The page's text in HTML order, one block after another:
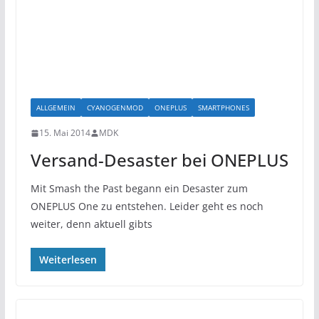
ALLGEMEIN CYANOGENMOD ONEPLUS SMARTPHONES
15. Mai 2014 MDK
Versand-Desaster bei ONEPLUS
Mit Smash the Past begann ein Desaster zum
ONEPLUS One zu entstehen. Leider geht es noch
weiter, denn aktuell gibts
Weiterlesen